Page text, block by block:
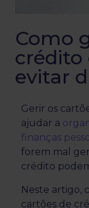
Como
crédito
evitar
Gerir os
ajudar a
finanças
forem mal
crédito
Neste artigo,
cartões de